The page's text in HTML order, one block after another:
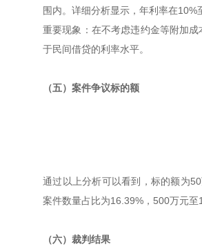
围内。详细分析显示，年利率在
重要现象：在不考虑违约金等附加
于民间借贷的利率水平。
（五）案件争议标的额
通过以上分析可以看到，标的额为
案件数量占比为16.39%，500万元
（六）裁判结果